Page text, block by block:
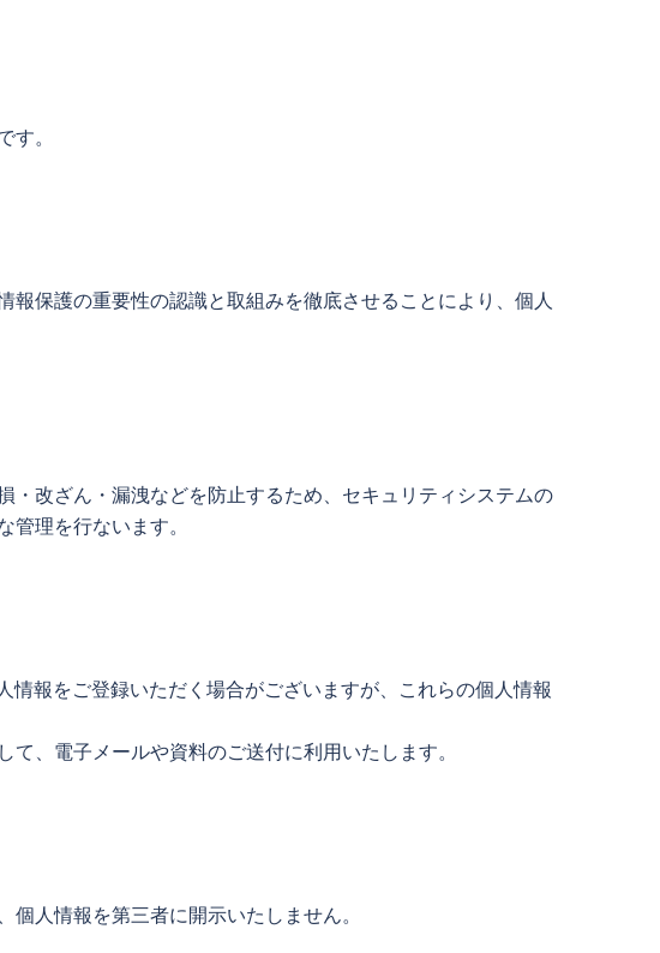
。
保護の重要性の認識と取組みを徹底させることにより、個人
改ざん・漏洩などを防止するため、セキュリティシステムの
理を行ないます。
報をご登録いただく場合がございますが、これらの個人情報
、電子メールや資料のご送付に利用いたします。
人情報を第三者に開示いたしません。